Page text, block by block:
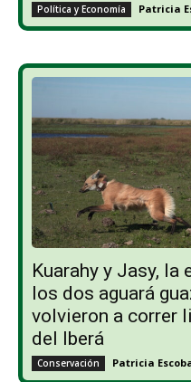
Política y Economía Patricia
Kuarahy y Jasy,
los dos aguará
volvieron a correr
del Iberá
Conservación Patricia